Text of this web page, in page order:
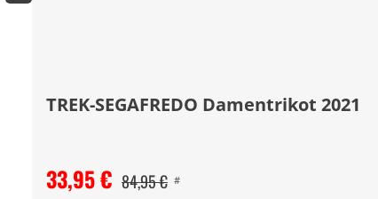
TREK-SEGAFREDO Damentrikot 2021
33,95 € 84,95 € #